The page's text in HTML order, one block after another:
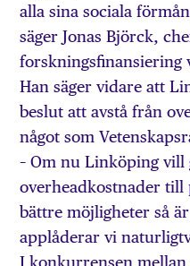
alla sina sociala
säger Jonas Björck,
forskningsfinansiering
Han säger vidare att
beslut att avstå från
något som
– Om nu Linköping vill
overheadkostnader till
bättre möjligheter så
applåderar vi
I konkurrensen